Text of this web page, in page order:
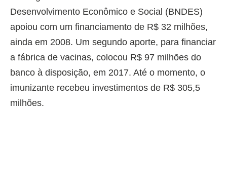
Desenvolvimento Econômico e Social (BNDES)
apoiou com um financiamento de R$ 32 milhões,
ainda em 2008. Um segundo aporte, para financiar
a fábrica de vacinas, colocou R$ 97 milhões do
banco à disposição, em 2017. Até o momento, o
imunizante recebeu investimentos de R$ 305,5
milhões.